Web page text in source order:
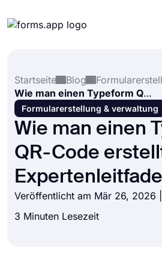
Integrationen
Vorlagen
Ressourcen
Preise
Startseite
Blog
Wie man einen Typeform QR-Code erstellt: 2026 Expertenleitfaden
Formularerstellung & verwaltung
Wie man einen
QR-Code
Veröffentlicht am Mär 26, 2026
3 Minuten Lesezeit